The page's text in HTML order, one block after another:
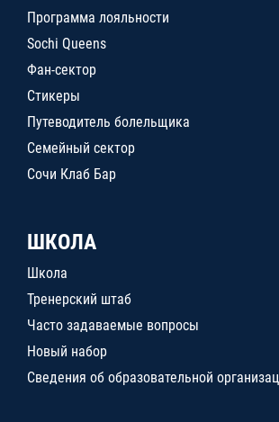
Программа лояльности
Sochi Queens
Фан-сектор
Стикеры
Путеводитель болельщика
Семейный сектор
Сочи Клаб Бар
ШКОЛА
Школа
Тренерский штаб
Часто задаваемые вопросы
Новый набор
Сведения об образовательной